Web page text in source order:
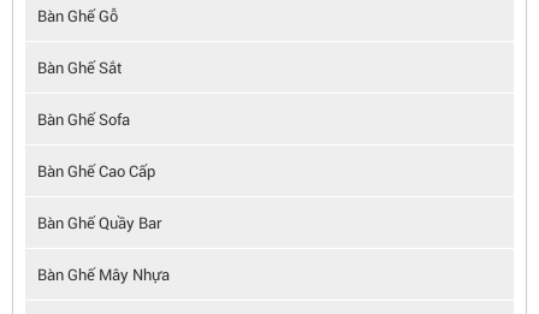
Bàn Ghế Gỗ
Bàn Ghế Sắt
Bàn Ghế Sofa
Bàn Ghế Cao Cấp
Bàn Ghế Quầy Bar
Bàn Ghế Mây Nhựa